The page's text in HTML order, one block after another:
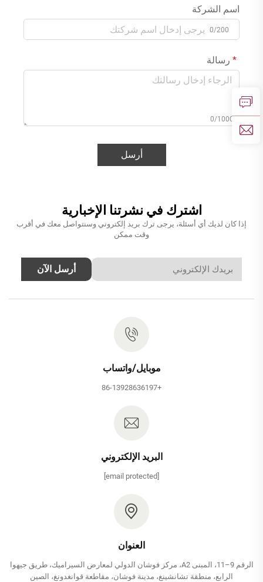
اسم الشركة
0/200
رسالة
0/1000
أرسل
اشترك في نشرتنا الإخبارية
إذا كان لديك أي أسئلة، يرجى ترك بريد إلكتروني وسنتواصل معك في أقرب
وقت ممكن
أرسل الآن
موبايل/واتساب
+86-13928636197
البريد الإلكتروني
العنوان
الرقم 9–11، المبنى A2، مركز فوشان الدولي لمعارض السيراميك، طريق جيهوا
الرابع، منطقة تشانشينغ، مدينة فوشان، مقاطعة قوانغدونغ، الصين